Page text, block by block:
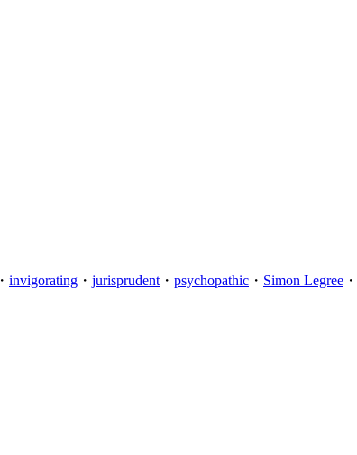
・ invigorating ・ jurisprudent ・ psychopathic ・ Simon Legree ・